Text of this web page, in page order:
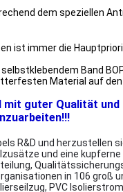
dem speziellen
ist immer die
Band
Material auf
mit guter Qualität
R&D und herzustellen
und eine
in 106 groß
PVC